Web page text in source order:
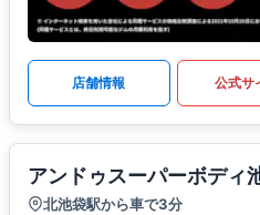
店舗情報 公式サ
アンドゥスーパーボディ
北池袋駅から車で3分